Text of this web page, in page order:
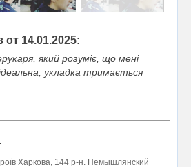
14.01.2025:
який розуміє, що мені
укладка тримається
Харкова, 144 р-н. Немышлянский